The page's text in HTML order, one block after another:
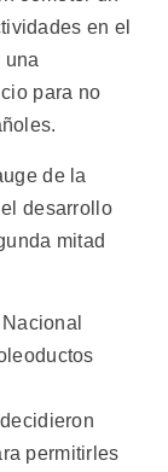
en el
una
para no
de la
desarrollo
mitad
permitirles